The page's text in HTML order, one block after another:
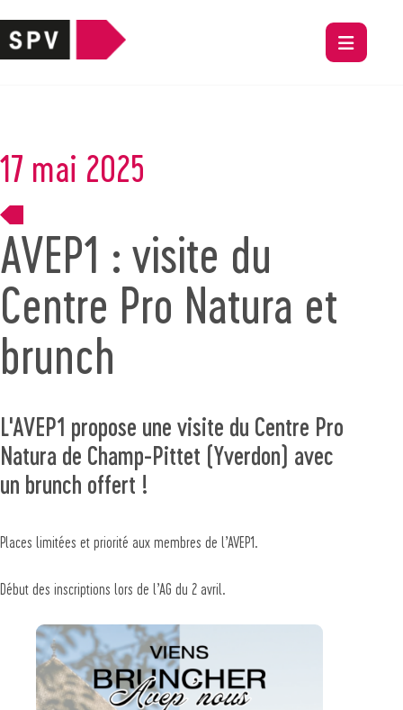
17 mai 2025
AVEP1 : visite du
Centre Pro Natura et
brunch
L'AVEP1 propose une visite du Centre Pro
Natura de Champ-Pittet (Yverdon) avec
un brunch offert !
Places limitées et priorité aux membres de l’AVEP1.
Début des inscriptions lors de l’AG du 2 avril.